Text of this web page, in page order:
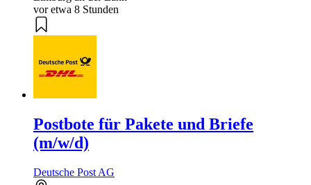
vor etwa 8 Stunden
Postbote für Pakete und Briefe
(m/w/d)
Deutsche Post AG